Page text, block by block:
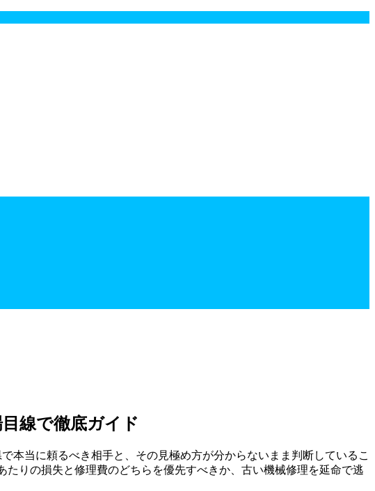
線で徹底ガイド
本当に頼るべき相手と、その見極め方が分からないまま判断しているこ
りの損失と修理費のどちらを優先すべきか、古い機械修理を延命で逃